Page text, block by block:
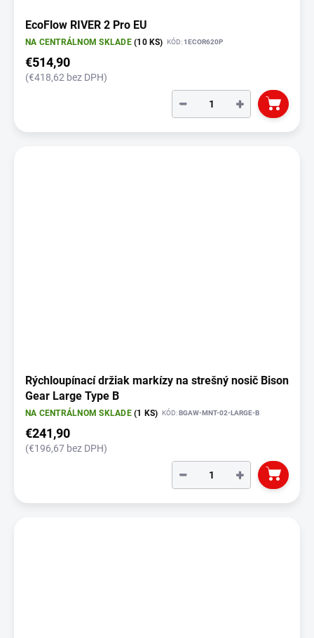
EcoFlow RIVER 2 Pro EU
NA CENTRÁLNOM SKLADE(10 KS) KÓD:1ECOR620P
€514,90
(€418,62 bez DPH)
+
−
Rýchloupínací držiak markízy na strešný nosič Bison
Gear Large Type B
NA CENTRÁLNOM SKLADE(1 KS) KÓD:BGAW-MNT-02-LARGE-B
€241,90
(€196,67 bez DPH)
+
−